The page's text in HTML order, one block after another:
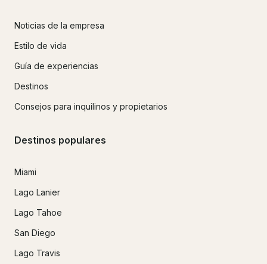
Noticias de la empresa
Estilo de vida
Guía de experiencias
Destinos
Consejos para inquilinos y propietarios
Destinos populares
Miami
Lago Lanier
Lago Tahoe
San Diego
Lago Travis